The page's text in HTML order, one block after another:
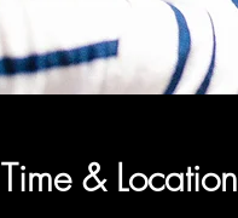
Time & Location